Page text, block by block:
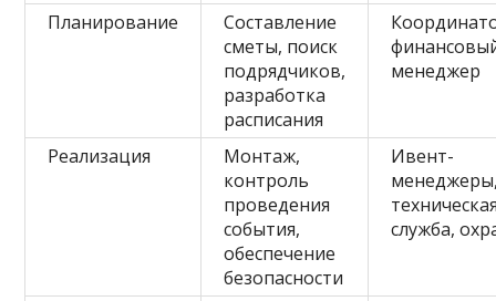
Планирование
Составление
сметы, поиск
подрядчиков,
разработка
расписания
менеджер
Реализация
Монтаж,
контроль
проведения
события,
обеспечение
безопасности
Ивент-
служба,